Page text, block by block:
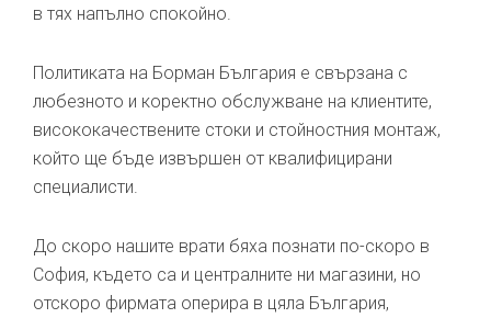
в тях напълно спокойно.
Политиката на Борман България е свързана с
любезното и коректно обслужване на клиентите,
висококачествените стоки и стойностния монтаж,
който ще бъде извършен от квалифицирани
специалисти.
До скоро нашите врати бяха познати по-скоро в
София, където са и централните ни магазини, но
отскоро фирмата оперира в цяла България,